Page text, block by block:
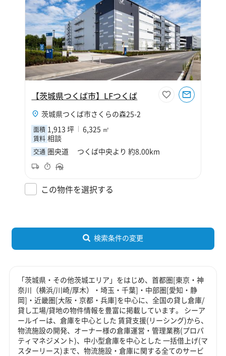
【茨城県つくば市】LFつくば
茨城県つくば市さくらの森25-2
面積 1,913 坪 6,325 ㎡
賃料 相談
交通 圏央道 つくば中央より 約8.00km
この物件を選択する
検索条件の変更
「茨城県・その他茨城エリア」をはじめ、首都圏[東京・神
奈川（横浜/川崎/厚木）・埼玉・千葉]・中部圏[愛知・静
岡]・近畿圏[大阪・京都・兵庫]を中心に、全国の貸し倉庫/
貸し工場/貸地の物件情報を豊富に掲載しています。 シーア
ールイーは、倉庫を中心とした 賃貸支援(リーシング)から、
物流施設の開発、オーナー様の倉庫運営・管理業務(プロパ
ティマネジメント)、中小型倉庫を中心とした 一括借上げ(マ
スターリース)まで、物流施設・倉庫に関する全てのサービ